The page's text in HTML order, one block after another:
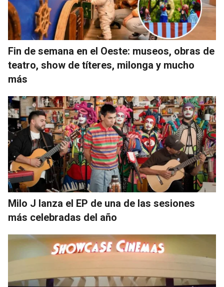
Fin de semana en el Oeste: museos, obras de
teatro, show de títeres, milonga y mucho
más
Milo J lanza el EP de una de las sesiones
más celebradas del año